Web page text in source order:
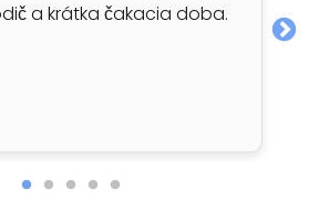
a krátka čakacia doba.